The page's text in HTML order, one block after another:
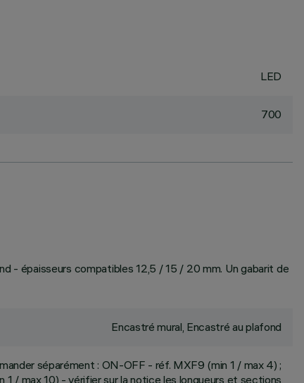
LED
700
- épaisseurs compatibles 12,5 / 15 / 20 mm. Un gabarit de
Encastré mural, Encastré au plafond
séparément : ON-OFF - réf. MXF9 (min 1 / max 4) ;
/ max 10) - vérifier sur la notice les longueurs et sections